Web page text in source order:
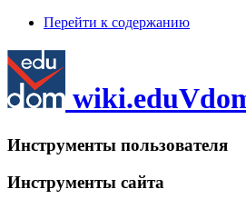
Перейти к содержанию
Инструменты пользователя
Инструменты сайта